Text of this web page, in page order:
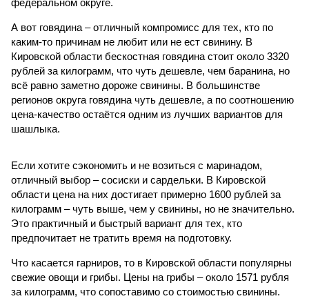
федеральном округе.
А вот говядина – отличный компромисс для тех, кто по
каким-то причинам не любит или не ест свинину. В
Кировской области бескостная говядина стоит около 3320
рублей за килограмм, что чуть дешевле, чем баранина, но
всё равно заметно дороже свинины. В большинстве
регионов округа говядина чуть дешевле, а по соотношению
цена-качество остаётся одним из лучших вариантов для
шашлыка.
Если хотите сэкономить и не возиться с маринадом,
отличный выбор – сосиски и сардельки. В Кировской
области цена на них достигает примерно 1600 рублей за
килограмм – чуть выше, чем у свинины, но не значительно.
Это практичный и быстрый вариант для тех, кто
предпочитает не тратить время на подготовку.
Что касается гарниров, то в Кировской области популярны
свежие овощи и грибы. Цены на грибы – около 1571 рубля
за килограмм, что сопоставимо со стоимостью свинины.